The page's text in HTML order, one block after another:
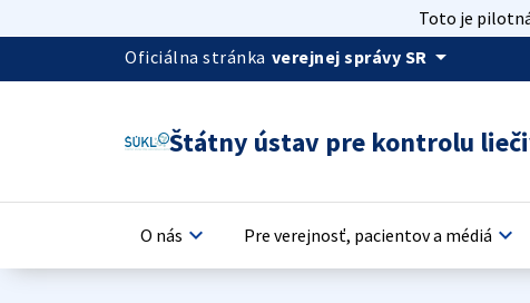
Toto je
Oficiálna stránka verejnej správy SR arrow_drop_down
Štátny ústav pre kontrolu
O nás keyboard_arrow_down Pre verejnosť, pacientov a médiá keyboard_arrow_down